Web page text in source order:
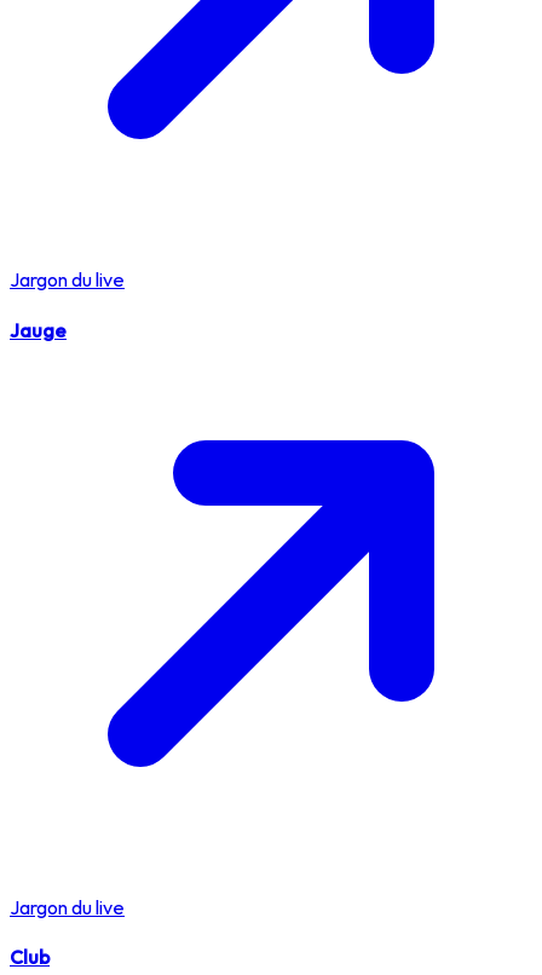
Jargon du live
Jauge
Jargon du live
Club